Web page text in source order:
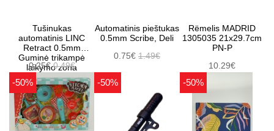
Tušinukas
automatinis LINC
Retract 0.5mm
Guminė trikampė
laikymo zona
0.25€0.49€
Automatinis pieštukas
0.5mm Scribe, Deli
0.75€ 1.49€
Rëmelis MADRID
1305035 21x29.7cm
PN-P
10.29€
-50% -50% -50%